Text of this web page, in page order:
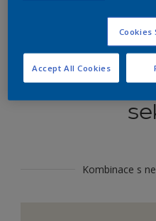
Kombinace s
Cookies
Accept All Cookies